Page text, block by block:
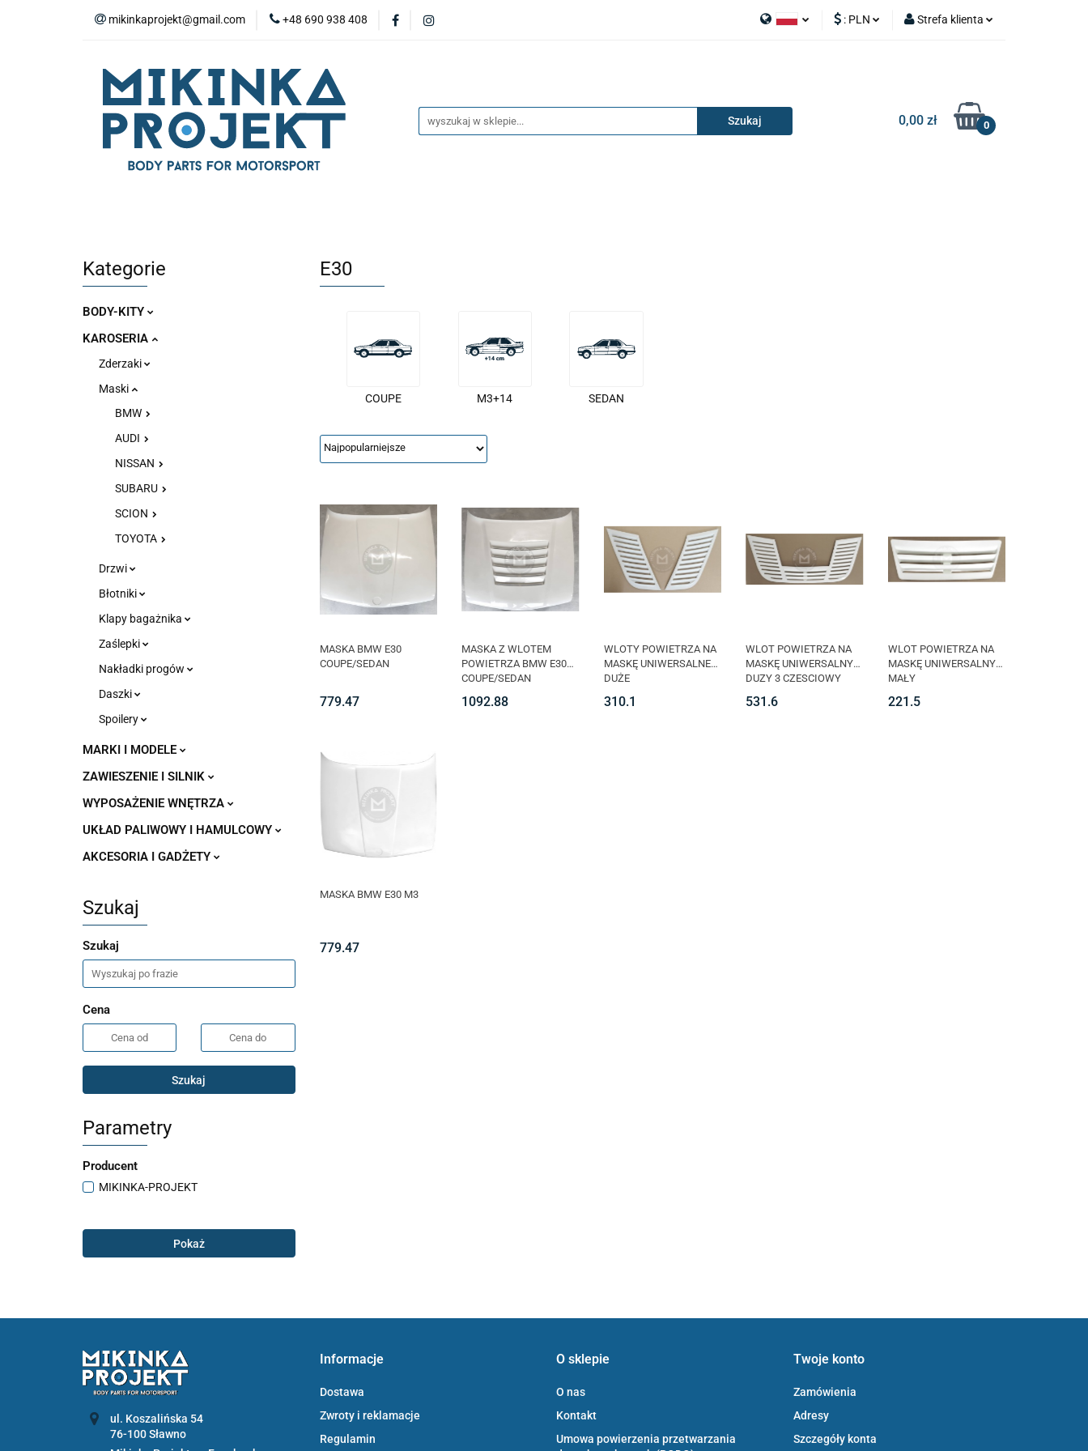
mikinkaprojekt@gmail.com +48 690 938 408 : PLN Strefa klienta
Dodaj zgłoszenie
0,00 zł 0
BODY-KITY ZDERZAKI
ZAŚLEPKI
WYPOSAŻENIE WNĘTRZA
Kategorie
BODY-KITY
KAROSERIA
Zderzaki
Maski
BMW
AUDI
NISSAN
SUBARU
SCION
TOYOTA
Drzwi
Błotniki
Klapy bagażnika
Zaślepki
Nakładki progów
Daszki
Spoilery
MARKI I MODELE
ZAWIESZENIE I SILNIK
WYPOSAŻENIE WNĘTRZA
UKŁAD PALIWOWY I HAMULCOWY
AKCESORIA I GADŻETY
Szukaj
Szukaj
Cena
Szukaj
Parametry
Producent
MIKINKA-PROJEKT
Pokaż
E30
COUPE M3+14 SEDAN
MASKA BMW E30
COUPE/SEDAN
779.47
MASKA Z WLOTEM
POWIETRZA BMW E30
COUPE/SEDAN
1092.88
WLOTY POWIETRZA NA
MASKĘ UNIWERSALNE
DUŻE
310.1
WLOT POWIETRZA NA
MASKĘ UNIWERSALNY
DUZY 3 CZESCIOWY
531.6
WLOT POWIETRZA NA
MASKĘ UNIWERSALNY
MAŁY
221.5
MASKA BMW E30 M3
779.47
ul. Koszalińska 54
76-100 Sławno
Informacje
Dostawa
Zwroty i reklamacje
Regulamin
O sklepie
O nas
Kontakt
Umowa powierzenia przetwarzania
Twoje konto
Zamówienia
Adresy
Szczegóły konta